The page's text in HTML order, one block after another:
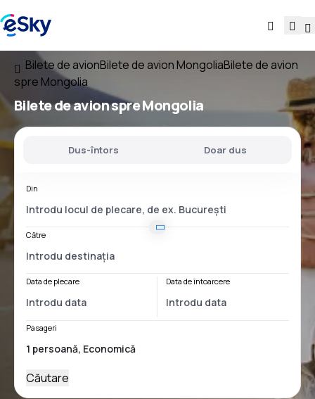
Bilete de avionBilete de avion MongoliaBilete de avion
spre Mongolia
Bilete de avionspre Mongolia
Dus-întors Doar dus
Din
Către
Data de plecare Data de întoarcere
Pasageri
Căutare